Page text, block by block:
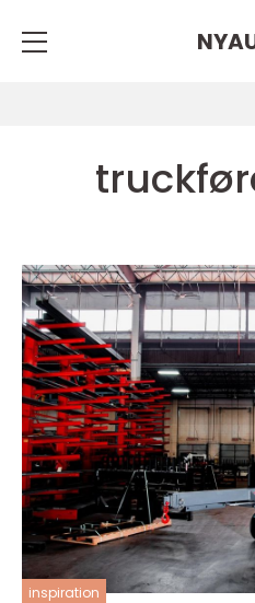
inspiration